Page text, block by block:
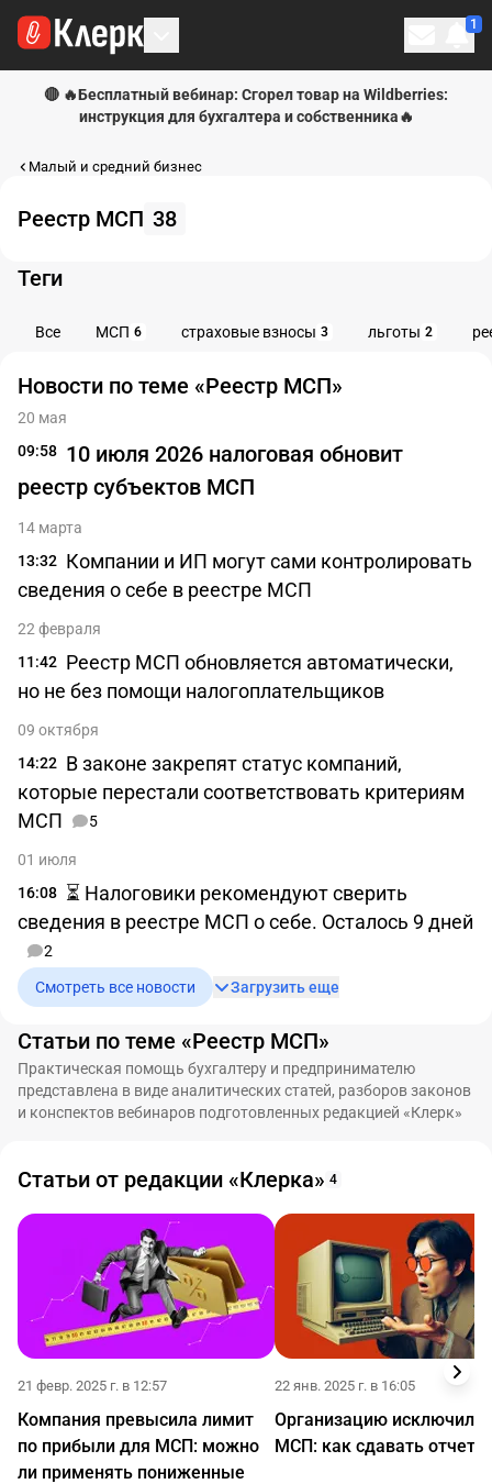
1
🔴 🔥Бесплатный вебинар: Сгорел товар на Wildberries:
инструкция для бухгалтера и собственника🔥
Малый и средний бизнес
Реестр МСП 38
Теги
Все МСП 6 страховые взносы 3 льготы 2
Новости по теме «Реестр МСП»
20 мая
09:58 10 июля 2026 налоговая обновит
реестр субъектов МСП
14 марта
13:32 Компании и ИП могут сами контролировать
сведения о себе в реестре МСП
22 февраля
11:42 Реестр МСП обновляется автоматически,
но не без помощи налогоплательщиков
09 октября
14:22 В законе закрепят статус компаний,
которые перестали соответствовать критериям
МСП
5
01 июля
16:08
⏳ Налоговики рекомендуют сверить
сведения в реестре МСП о себе. Осталось 9 дней
2
Смотреть все новости Загрузить еще
Статьи по теме «Реестр МСП»
Практическая помощь бухгалтеру и предпринимателю
представлена в виде аналитических статей, разборов законов
и конспектов вебинаров подготовленных редакцией «Клерк»
Статьи от редакции «Клерка» 4
21 февр. 2025 г. в 12:57
Компания превысила лимит
по прибыли для МСП: можно
ли применять пониженные
22 янв. 2025 г. в 16:05
Организацию исключили
МСП: как сдавать